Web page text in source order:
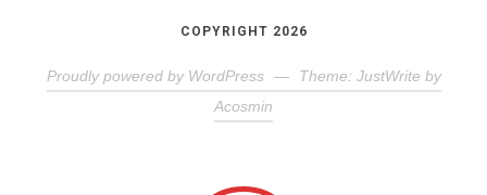
COPYRIGHT 2026
Proudly powered by WordPress —
Theme: JustWrite by
Acosmin